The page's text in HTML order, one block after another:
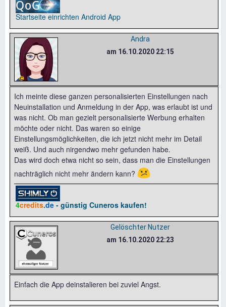
Startseite einrichten Android App
Andra
am 16.10.2020 22:15
Ich meinte diese ganzen personalisierten Einstellungen nach
Neuinstallation und Anmeldung in der App, was erlaubt ist und
was nicht. Ob man gezielt personalisierte Werbung erhalten
möchte oder nicht. Das waren so einige
Einstellungsmöglichkeiten, die ich jetzt nicht mehr im Detail
weiß. Und auch nirgendwo mehr gefunden habe.
Das wird doch etwa nicht so sein, dass man die Einstellungen
nachträglich nicht mehr ändern kann? 😕
4credits.de- günstig Cuneros kaufen!
Gelöschter Nutzer
am 16.10.2020 22:23
Einfach die App deinstalieren bei zuviel Angst.